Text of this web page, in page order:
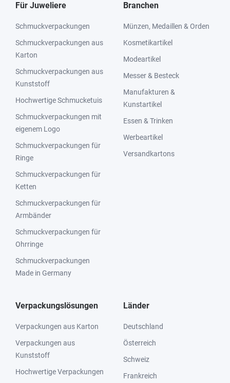
Für Juweliere
Schmuckverpackungen
Schmuckverpackungen aus
Karton
Schmuckverpackungen aus
Kunststoff
Hochwertige Schmucketuis
Schmuckverpackungen mit
eigenem Logo
Schmuckverpackungen für
Ringe
Schmuckverpackungen für
Ketten
Schmuckverpackungen für
Armbänder
Schmuckverpackungen für
Ohrringe
Schmuckverpackungen
Made in Germany
Branchen
Münzen, Medaillen & Orden
Kosmetikartikel
Modeartikel
Messer & Besteck
Manufakturen &
Kunstartikel
Essen & Trinken
Werbeartikel
Versandkartons
Verpackungslösungen
Verpackungen aus Karton
Verpackungen aus
Kunststoff
Hochwertige Verpackungen
Länder
Deutschland
Österreich
Schweiz
Frankreich